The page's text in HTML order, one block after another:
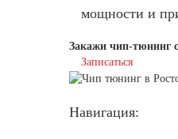
мощности и
Закажи чип-тюнинг
Записаться
Навигация: